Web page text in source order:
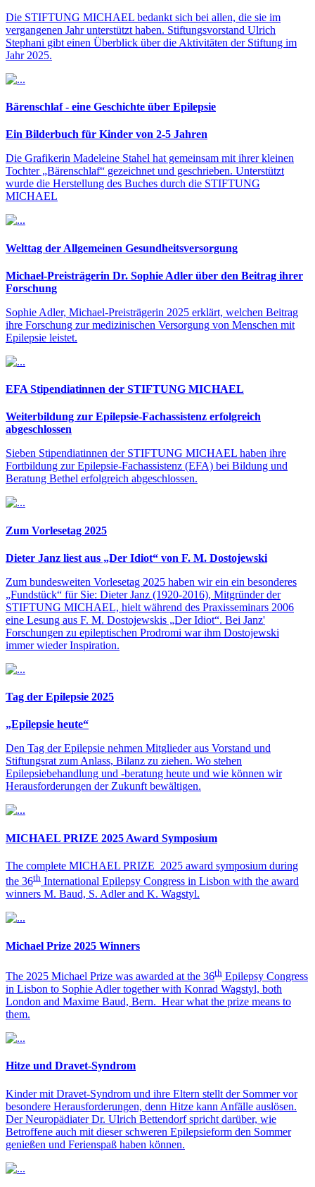
Die STIFTUNG MICHAEL bedankt sich bei allen, die sie im
vergangenen Jahr unterstützt haben. Stiftungsvorstand Ulrich
Stephani gibt einen Überblick über die Aktivitäten der Stiftung im
Jahr 2025.
Bärenschlaf - eine Geschichte über Epilepsie
Ein Bilderbuch für Kinder von 2-5 Jahren
Die Grafikerin Madeleine Stahel hat gemeinsam mit ihrer kleinen
Tochter „Bärenschlaf“ gezeichnet und geschrieben. Unterstützt
wurde die Herstellung des Buches durch die STIFTUNG
MICHAEL
Welttag der Allgemeinen Gesundheitsversorgung
Michael-Preisträgerin Dr. Sophie Adler über den Beitrag ihrer
Forschung
Sophie Adler, Michael-Preisträgerin 2025 erklärt, welchen Beitrag
ihre Forschung zur medizinischen Versorgung von Menschen mit
Epilepsie leistet.
EFA Stipendiatinnen der STIFTUNG MICHAEL
Weiterbildung zur Epilepsie-Fachassistenz erfolgreich
abgeschlossen
Sieben Stipendiatinnen der STIFTUNG MICHAEL haben ihre
Fortbildung zur Epilepsie-Fachassistenz (EFA) bei Bildung und
Beratung Bethel erfolgreich abgeschlossen.
Zum Vorlesetag 2025
Dieter Janz liest aus „Der Idiot“ von F. M. Dostojewski
Zum bundesweiten Vorlesetag 2025 haben wir ein ein besonderes
„Fundstück“ für Sie: Dieter Janz (1920-2016), Mitgründer der
STIFTUNG MICHAEL, hielt während des Praxisseminars 2006
eine Lesung aus F. M. Dostojewskis „Der Idiot“. Bei Janz'
Forschungen zu epileptischen Prodromi war ihm Dostojewski
immer wieder Inspiration.
Tag der Epilepsie 2025
„Epilepsie heute“
Den Tag der Epilepsie nehmen Mitglieder aus Vorstand und
Stiftungsrat zum Anlass, Bilanz zu ziehen. Wo stehen
Epilepsiebehandlung und -beratung heute und wie können wir
Herausforderungen der Zukunft bewältigen.
MICHAEL PRIZE 2025 Award Symposium
The complete MICHAEL PRIZE 2025 award symposium during
the 36th International Epilepsy Congress in Lisbon with the award
winners M. Baud, S. Adler and K. Wagstyl.
Michael Prize 2025 Winners
The 2025 Michael Prize was awarded at the 36th Epilepsy Congress
in Lisbon to Sophie Adler together with Konrad Wagstyl, both
London and Maxime Baud, Bern. Hear what the prize means to
them.
Hitze und Dravet-Syndrom
Kinder mit Dravet-Syndrom und ihre Eltern stellt der Sommer vor
besondere Herausforderungen, denn Hitze kann Anfälle auslösen.
Der Neuropädiater Dr. Ulrich Bettendorf spricht darüber, wie
Betroffene auch mit dieser schweren Epilepsieform den Sommer
genießen und Ferienspaß haben können.